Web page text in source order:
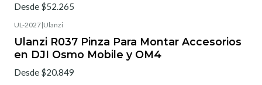
Desde $52.265
UL-2027|Ulanzi
Ulanzi R037 Pinza Para Montar Accesorios
en DJI Osmo Mobile y OM4
Desde $20.849